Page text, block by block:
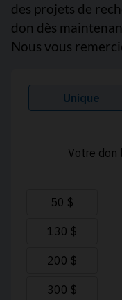
des projets de
don dès
Nous vous